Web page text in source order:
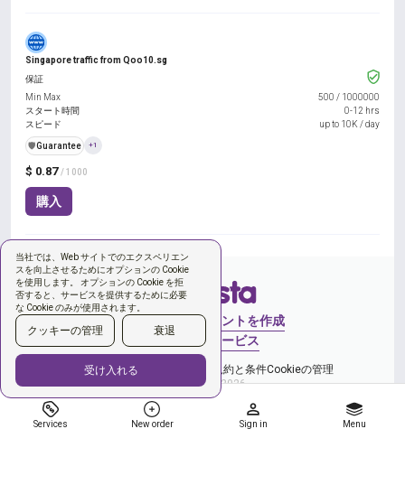
当社では、Web サイトでのエクスペリエン
スを向上させるためにオプションの Cookie
を使用します。 オプションの Cookie を拒
否すると、サービスを提供するために必要
な Cookie のみが使用されます。
クッキーの管理 衰退
受け入れる
Services New order Sign in Menu
Singapore traffic from Qoo10.sg
$ 0.87 / 1000
購入
保証
Min Max
500 / 1000000
スタート時間
0-12 hrs
スピード
up to 10K / day
️🛡️Guarantee +1
サインイン
アカウントを作成
新しい注文
サービス
プライバシーポリシー ご利用規約と条件Cookieの管理
Copyright © 2026